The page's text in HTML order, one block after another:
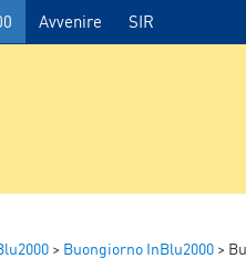
Avvenire SIR
> Buongiorno InBlu2000 >